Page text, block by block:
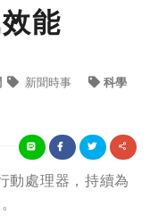
能
新聞時事 科學
處理器，持續為